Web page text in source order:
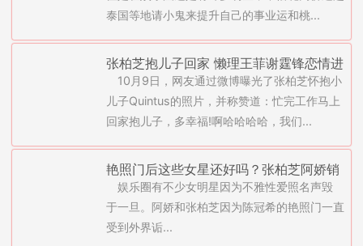
泰国等地请小鬼来提升自己的事业运和桃...
张柏芝抱儿子回家 懒理王菲谢霆锋恋情进
10月9日，网友通过微博曝光了张柏芝怀抱小
儿子Quintus的照片，并称赞道：忙完工作马上
回家抱儿子，多幸福!啊哈哈哈哈，我们...
艳照门后这些女星还好吗？张柏芝阿娇销
魂裸照再曝光
娱乐圈有不少女明星因为不雅性爱照名声毁
于一旦。阿娇和张柏芝因为陈冠希的艳照门一直
受到外界诟...